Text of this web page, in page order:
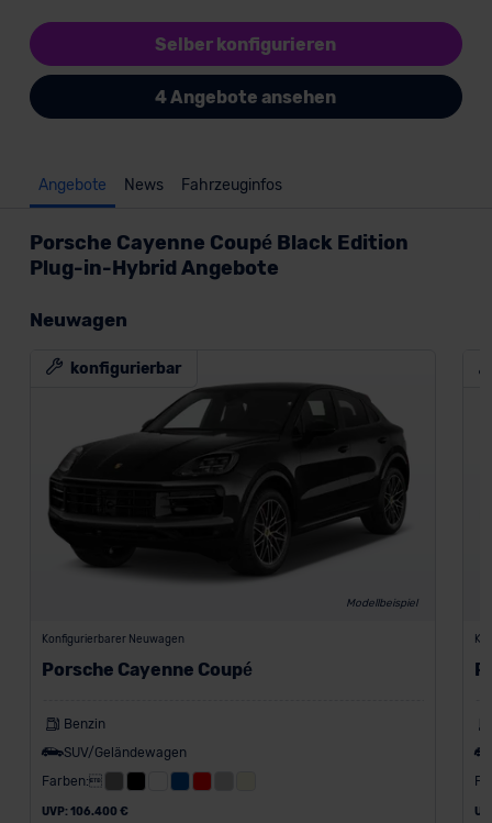
Selber konfigurieren
4 Angebote ansehen
Angebote News Fahrzeuginfos
Porsche Cayenne Coupé Black Edition
Plug-in-Hybrid Angebote
Neuwagen
Modellbeispiel
konfigurierbar
Konfigurierbarer Neuwagen
Porsche Cayenne Coupé
Benzin
SUV/Geländewagen
Farben:
UVP: 106.400 €